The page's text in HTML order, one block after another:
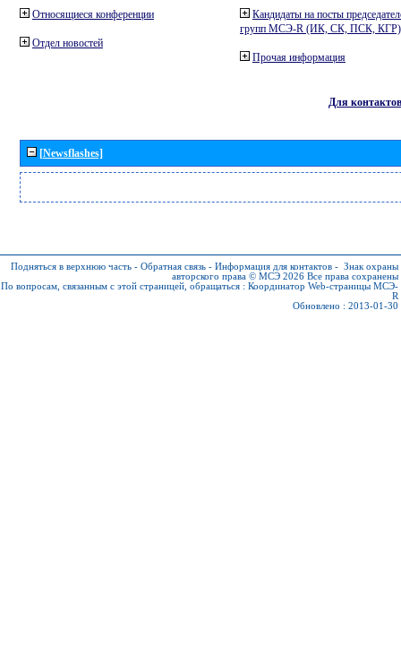
Относящиеся конференции
Отдел новостей
Кандидаты на посты
групп МСЭ-R (ИК, СК, ПСК, КГР)
Прочая информация
Для контактов
[Newsflashes]
Подняться в верхнюю часть - Обратная связь - Информация для контактов - Знак охраны
авторского права © МСЭ 2026 Все права сохранены
По вопросам, связанным с этой страницей, обращаться : Координатор Web-страницы МСЭ-
R
Обновлено : 2013-01-30